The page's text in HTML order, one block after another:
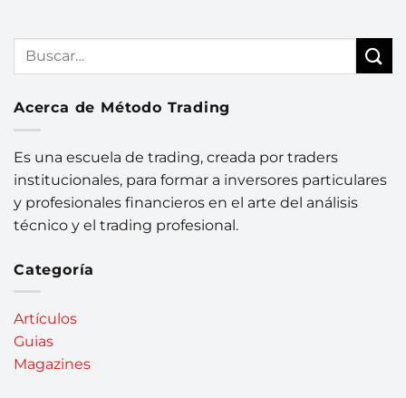
Acerca de Método Trading
Es una escuela de trading, creada por traders
institucionales, para formar a inversores particulares
y profesionales financieros en el arte del análisis
técnico y el trading profesional.
Categoría
Artículos
Guias
Magazines